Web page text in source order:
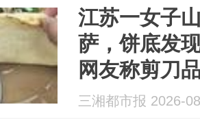
江苏一女子
萨，饼底发
网友称剪刀
所用剪刀一
三湘都市报 2026-